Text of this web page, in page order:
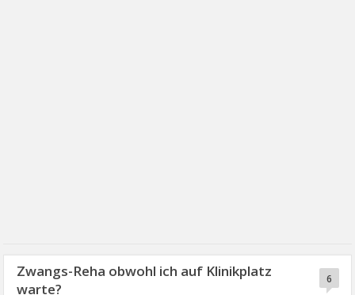
6
Zwangs-Reha obwohl ich auf Klinikplatz
warte?